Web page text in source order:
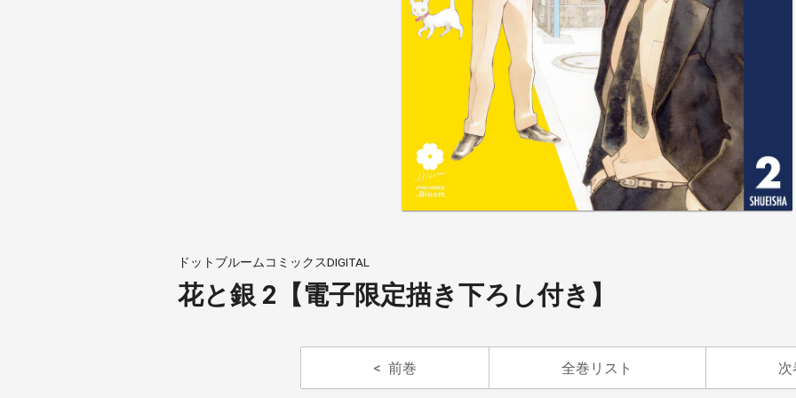
ドットブルームコミックスDIGITAL
花と銀 2【電子限定描き下ろし付き】
前巻 全巻リスト 次